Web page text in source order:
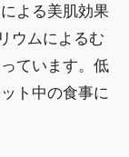
よる美肌効果
ウムによるむ
ています。低
ト中の食事に